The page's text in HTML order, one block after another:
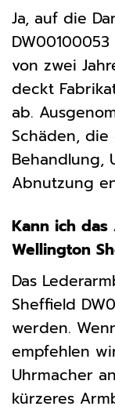
Ja, auf die
von zwei
deckt
ab.
Schäden,
Behandlung,
Abnutzung
Kann ich
Wellington
Das
Sheffield
werden.
empfehlen
Uhrmacher
kürzeres